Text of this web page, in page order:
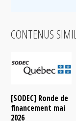
CONTENUS
[SODEC] Ronde de
financement mai
2026